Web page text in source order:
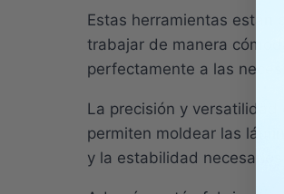
Estas herramientas están
trabajar de manera
perfectamente a las
La precisión y
permiten moldear las
y la estabilidad